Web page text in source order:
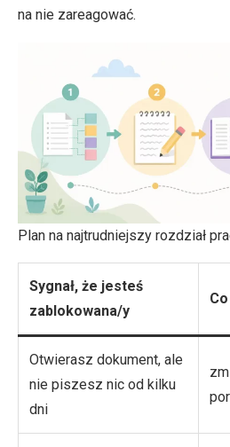
na nie zareagować.
Plan na najtrudniejszy rozdział
Sygnał, że jesteś
zablokowana/y
Otwierasz dokument, ale
nie piszesz nic od kilku
dni